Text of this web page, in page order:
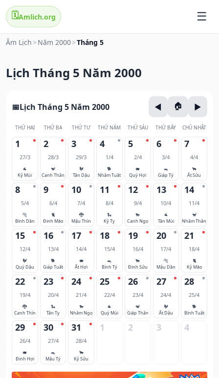
🗓️Amlich.org
Âm Lịch > Năm 2000>Tháng 5
Lịch Tháng 5 Năm 2000
Lịch Tháng 5 Năm 2000
THỨ HAI THỨ BA THỨ TƯ THỨ NĂM THỨ SÁU THỨ BẢY CHỦ NHẬT
1
27/3
🐐
Kỷ Mùi
2
28/3
🐒
Canh Thân
3
29/3
🐓
Tân Dậu
4
1/4
🐕
Nhâm Tuất
5
2/4
🐖
Quý Hợi
6
3/4
🐀
Giáp Tý
7
4/4
🐂
Ất Sửu
8
5/4
🐅
Bính Dần
9
6/4
🐈
Đinh Mão
10
7/4
🐉
Mậu Thìn
11
8/4
🐍
Kỷ Tỵ
12
9/4
🐎
Canh Ngọ
13
10/4
🐐
Tân Mùi
14
11/4
🐒
Nhâm Thân
15
12/4
🐓
Quý Dậu
16
13/4
🐕
Giáp Tuất
17
14/4
🐖
Ất Hợi
18
15/4
🐀
Bính Tý
19
16/4
🐂
Đinh Sửu
20
17/4
🐅
Mậu Dần
21
18/4
🐈
Kỷ Mão
22
19/4
🐉
Canh Thìn
23
20/4
🐍
Tân Tỵ
24
21/4
🐎
Nhâm Ngọ
25
22/4
🐐
Quý Mùi
26
23/4
🐒
Giáp Thân
27
24/4
🐓
Ất Dậu
28
25/4
🐕
Bính Tuất
29
26/4
🐖
Đinh Hợi
30
27/4
🐀
Mậu Tý
31
28/4
🐂
Kỷ Sửu
1 2 3 4